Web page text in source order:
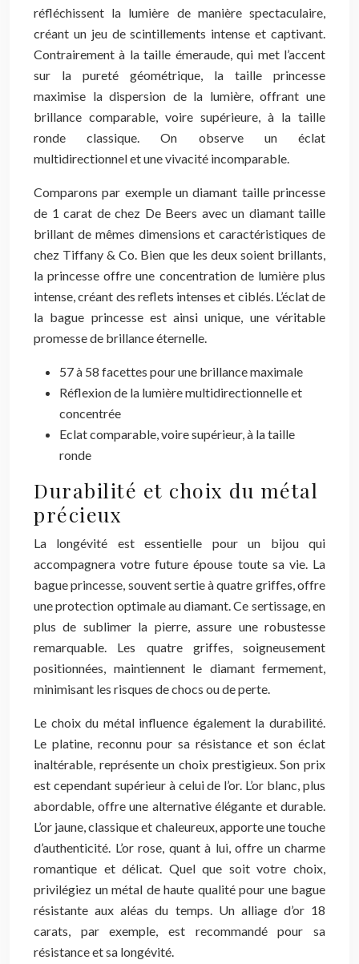
réfléchissent la lumière de manière spectaculaire,
créant un jeu de scintillements intense et captivant.
Contrairement à la taille émeraude, qui met l’accent
sur la pureté géométrique, la taille princesse
maximise la dispersion de la lumière, offrant une
brillance comparable, voire supérieure, à la taille
ronde classique. On observe un éclat
multidirectionnel et une vivacité incomparable.
Comparons par exemple un diamant taille princesse
de 1 carat de chez De Beers avec un diamant taille
brillant de mêmes dimensions et caractéristiques de
chez Tiffany & Co. Bien que les deux soient brillants,
la princesse offre une concentration de lumière plus
intense, créant des reflets intenses et ciblés. L’éclat de
la bague princesse est ainsi unique, une véritable
promesse de brillance éternelle.
57 à 58 facettes pour une brillance maximale
Réflexion de la lumière multidirectionnelle et
concentrée
Eclat comparable, voire supérieur, à la taille
ronde
Durabilité et choix du métal
précieux
La longévité est essentielle pour un bijou qui
accompagnera votre future épouse toute sa vie. La
bague princesse, souvent sertie à quatre griffes, offre
une protection optimale au diamant. Ce sertissage, en
plus de sublimer la pierre, assure une robustesse
remarquable. Les quatre griffes, soigneusement
positionnées, maintiennent le diamant fermement,
minimisant les risques de chocs ou de perte.
Le choix du métal influence également la durabilité.
Le platine, reconnu pour sa résistance et son éclat
inaltérable, représente un choix prestigieux. Son prix
est cependant supérieur à celui de l’or. L’or blanc, plus
abordable, offre une alternative élégante et durable.
L’or jaune, classique et chaleureux, apporte une touche
d’authenticité. L’or rose, quant à lui, offre un charme
romantique et délicat. Quel que soit votre choix,
privilégiez un métal de haute qualité pour une bague
résistante aux aléas du temps. Un alliage d’or 18
carats, par exemple, est recommandé pour sa
résistance et sa longévité.